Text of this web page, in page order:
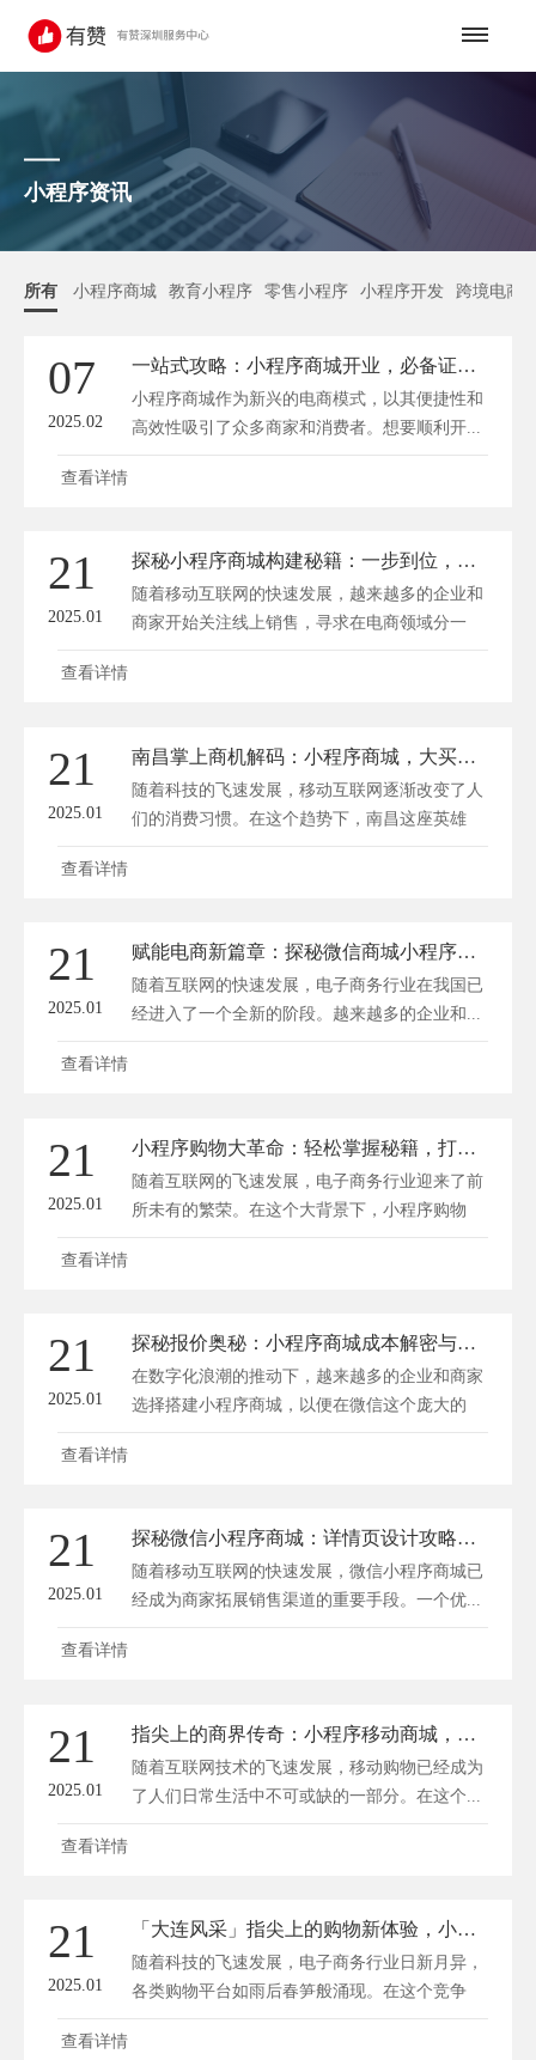
小程序资讯
所有 小程序商城 教育小程序 零售小程序 小程序开发 跨境电商
07
2025.02
一站式攻略：小程序商城开业，必备证件全解析！
小程序商城作为新兴的电商模式，以其便捷性和
高效性吸引了众多商家和消费者。想要顺利开...
查看详情
21
2025.01
探秘小程序商城构建秘籍：一步到位，轻松盈利！
随着移动互联网的快速发展，越来越多的企业和
商家开始关注线上销售，寻求在电商领域分一
杯...
查看详情
21
2025.01
南昌掌上商机解码：小程序商城，大买卖新风尚
随着科技的飞速发展，移动互联网逐渐改变了人
们的消费习惯。在这个趋势下，南昌这座英雄
城...
查看详情
21
2025.01
赋能电商新篇章：探秘微信商城小程序的开通奥秘
随着互联网的快速发展，电子商务行业在我国已
经进入了一个全新的阶段。越来越多的企业和...
查看详情
21
2025.01
小程序购物大革命：轻松掌握秘籍，打造超强商城！
随着互联网的飞速发展，电子商务行业迎来了前
所未有的繁荣。在这个大背景下，小程序购物
应...
查看详情
21
2025.01
探秘报价奥秘：小程序商城成本解密与盈利之路
在数字化浪潮的推动下，越来越多的企业和商家
选择搭建小程序商城，以便在微信这个庞大的
社...
查看详情
21
2025.01
探秘微信小程序商城：详情页设计攻略，一键提升转化率！
随着移动互联网的快速发展，微信小程序商城已
经成为商家拓展销售渠道的重要手段。一个优...
查看详情
21
2025.01
指尖上的商界传奇：小程序移动商城，一键解锁购物新境界
随着互联网技术的飞速发展，移动购物已经成为
了人们日常生活中不可或缺的一部分。在这个...
查看详情
21
2025.01
「大连风采」指尖上的购物新体验，小程序商城革新上线！
随着科技的飞速发展，电子商务行业日新月异，
各类购物平台如雨后春笋般涌现。在这个竞争
激...
查看详情